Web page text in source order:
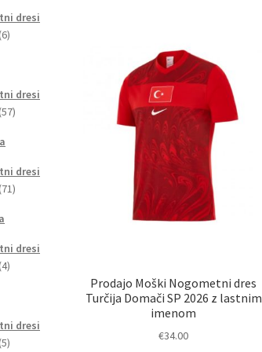
Prodajo Moški Nogometni dres
Turčija Domači SP 2026 z lastnim
imenom
€34.00
dresi
66
dresi
5757
dresi
7171
dresi
44
dresi
55